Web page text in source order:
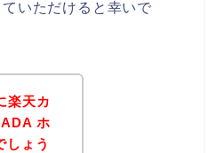
いただけると幸いで
楽天カ
ホ
しょう